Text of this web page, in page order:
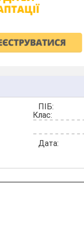
ПІБ:
Клас:
Дата: